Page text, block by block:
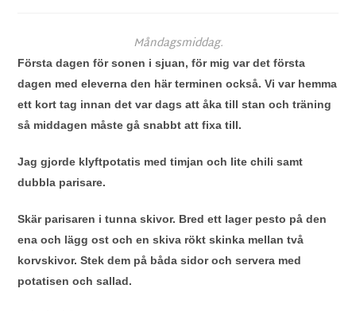
Måndagsmiddag.
Första dagen för sonen i sjuan, för mig var det första
dagen med eleverna den här terminen också. Vi var hemma
ett kort tag innan det var dags att åka till stan och träning
så middagen måste gå snabbt att fixa till.
Jag gjorde klyftpotatis med timjan och lite chili samt
dubbla parisare.
Skär parisaren i tunna skivor. Bred ett lager pesto på den
ena och lägg ost och en skiva rökt skinka mellan två
korvskivor. Stek dem på båda sidor och servera med
potatisen och sallad.